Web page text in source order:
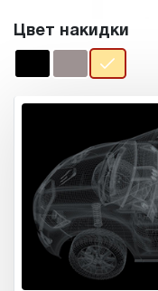
Цвет накидки